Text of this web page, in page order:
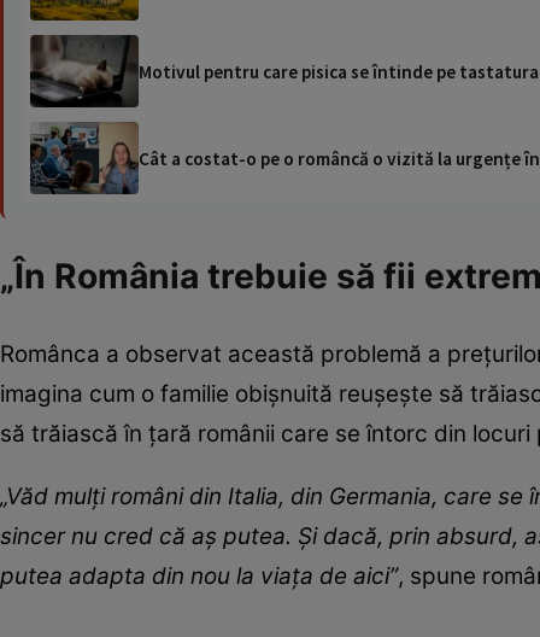
Motivul pentru care pisica se întinde pe
Cât a costat-o pe o româncă o vizită la urgențe
„În România trebuie să fii
Românca a observat această problemă a
imagina cum o familie obișnuită reușește să
să trăiască în țară românii care se întorc din locuri
„Văd mulți români din Italia, din Germania, care
sincer nu cred că aş putea. Și dacă, prin absurd,
putea adapta din nou la viața de aici”, spune